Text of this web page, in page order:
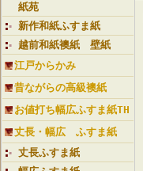
紙苑
新作和紙ふすま紙
越前和紙襖紙 壁紙
江戸からかみ
昔ながらの高級襖紙
お値打ち幅広ふすま紙TH
丈長・幅広 ふすま紙
丈長ふすま紙